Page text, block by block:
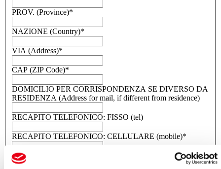
PROV. (Province)*
NAZIONE (Country)*
VIA (Address)*
CAP (ZIP Code)*
DOMICILIO PER CORRISPONDENZA SE DIVERSO DA
RESIDENZA (Address for mail, if different from residence)
RECAPITO TELEFONICO: FISSO (tel)
RECAPITO TELEFONICO: CELLULARE (mobile)*
E-MAIL